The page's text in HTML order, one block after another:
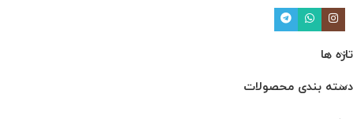
تازه ها
دسته بندی محصولات